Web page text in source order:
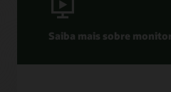
Saiba mais sobre